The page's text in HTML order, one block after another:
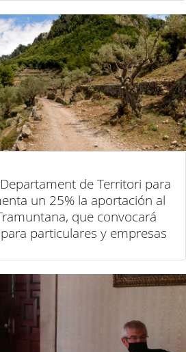
de Territori para
un 25% la aportación al
que convocará
particulares y empresas